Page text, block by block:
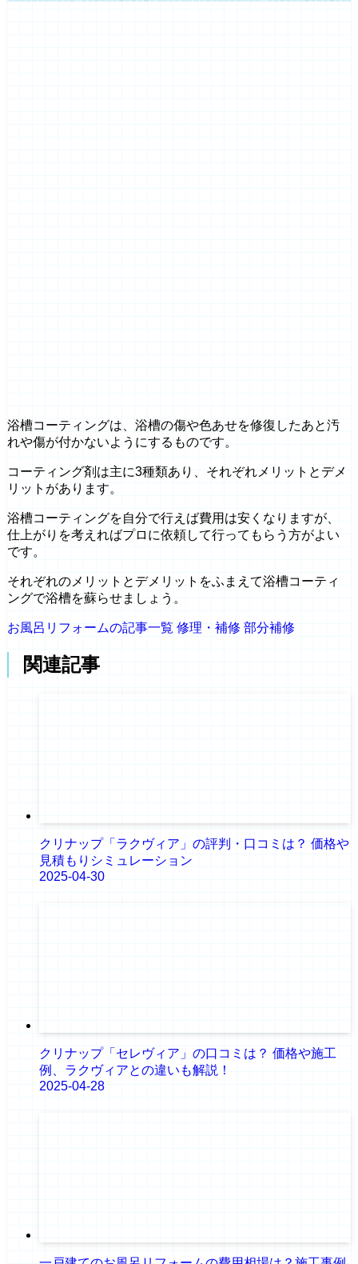
浴槽コーティングは、浴槽の傷や色あせを修復したあと汚
れや傷が付かないようにするものです。
コーティング剤は主に3種類あり、それぞれメリットとデメ
リットがあります。
浴槽コーティングを自分で行えば費用は安くなりますが、
仕上がりを考えればプロに依頼して行ってもらう方がよい
です。
それぞれのメリットとデメリットをふまえて浴槽コーティ
ングで浴槽を蘇らせましょう。
お風呂リフォームの記事一覧 修理・補修 部分補修
関連記事
クリナップ「ラクヴィア」の評判・口コミは？ 価格や
見積もりシミュレーション
2025-04-30
クリナップ「セレヴィア」の口コミは？ 価格や施工
例、ラクヴィアとの違いも解説！
2025-04-28